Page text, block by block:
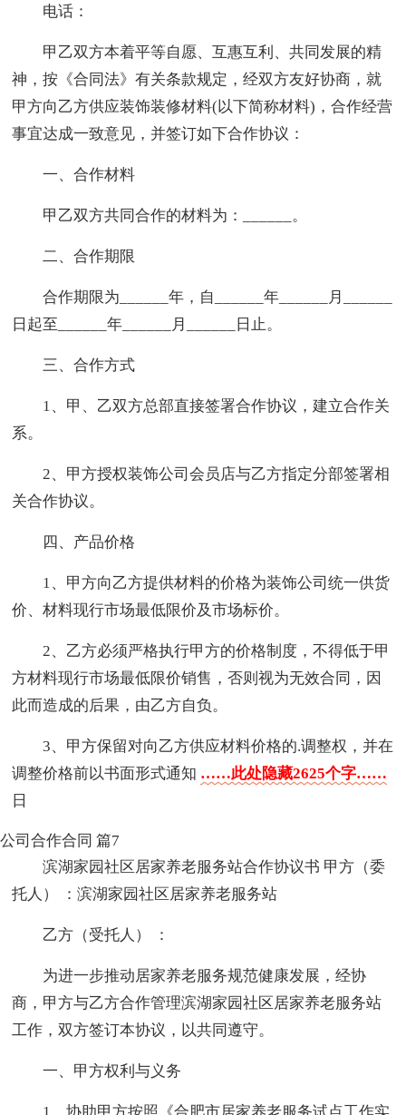
电话：
甲乙双方本着平等自愿、互惠互利、共同发展的精
神，按《合同法》有关条款规定，经双方友好协商，就
甲方向乙方供应装饰装修材料(以下简称材料)，合作经营
事宜达成一致意见，并签订如下合作协议：
一、合作材料
甲乙双方共同合作的材料为：______。
二、合作期限
合作期限为______年，自______年______月______
日起至______年______月______日止。
三、合作方式
1、甲、乙双方总部直接签署合作协议，建立合作关
系。
2、甲方授权装饰公司会员店与乙方指定分部签署相
关合作协议。
四、产品价格
1、甲方向乙方提供材料的价格为装饰公司统一供货
价、材料现行市场最低限价及市场标价。
2、乙方必须严格执行甲方的价格制度，不得低于甲
方材料现行市场最低限价销售，否则视为无效合同，因
此而造成的后果，由乙方自负。
3、甲方保留对向乙方供应材料价格的.调整权，并在
调整价格前以书面形式通知 ……此处隐藏2625个字……
日
公司合作合同 篇7
滨湖家园社区居家养老服务站合作协议书 甲方（委
托人） ：滨湖家园社区居家养老服务站
乙方（受托人） ：
为进一步推动居家养老服务规范健康发展，经协
商，甲方与乙方合作管理滨湖家园社区居家养老服务站
工作，双方签订本协议，以共同遵守。
一、甲方权利与义务